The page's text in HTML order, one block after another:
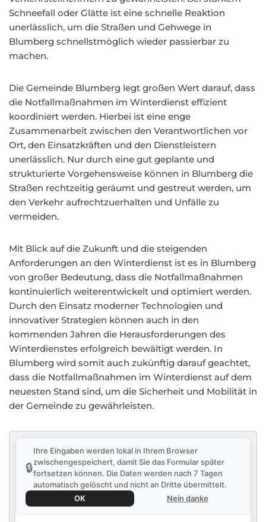
Schneefall oder Glätte ist eine schnelle Reaktion
unerlässlich, um die Straßen und Gehwege in
Blumberg schnellstmöglich wieder passierbar zu
machen.
Die Gemeinde Blumberg legt großen Wert darauf, dass
die Notfallmaßnahmen im Winterdienst effizient
koordiniert werden. Hierbei ist eine enge
Zusammenarbeit zwischen den Verantwortlichen vor
Ort, den Einsatzkräften und den Dienstleistern
unerlässlich. Nur durch eine gut geplante und
strukturierte Vorgehensweise können in Blumberg die
Straßen rechtzeitig geräumt und gestreut werden, um
den Verkehr aufrechtzuerhalten und Unfälle zu
vermeiden.
Mit Blick auf die Zukunft und die steigenden
Anforderungen an den Winterdienst ist es in Blumberg
von großer Bedeutung, dass die Notfallmaßnahmen
kontinuierlich weiterentwickelt und optimiert werden.
Durch den Einsatz moderner Technologien und
innovativer Strategien können auch in den
kommenden Jahren die Herausforderungen des
Winterdienstes erfolgreich bewältigt werden. In
Blumberg wird somit auch zukünftig darauf geachtet,
dass die Notfallmaßnahmen im Winterdienst auf dem
neuesten Stand sind, um die Sicherheit und Mobilität in
der Gemeinde zu gewährleisten.
🔒
Ihre Eingaben werden lokal in Ihrem Browser
zwischengespeichert, damit Sie das Formular später
fortsetzen können. Die Daten werden nach 7 Tagen
automatisch gelöscht und nicht an Dritte übermittelt.
OK
Nein danke